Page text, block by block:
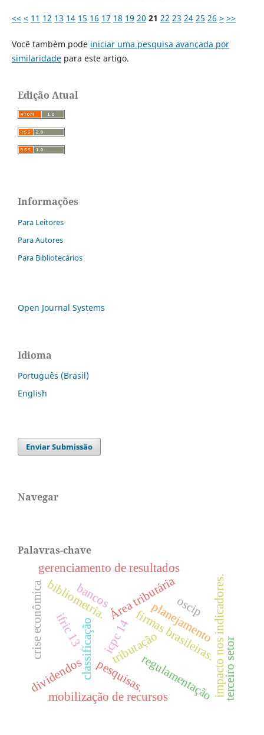
<< < 11 12 13 14 15 16 17 18 19 20 21 22 23 24 25 26 > >>
Você também pode iniciar uma pesquisa avançada por
similaridadepara este artigo.
Edição Atual
Informações
Para Leitores
Para Autores
Para Bibliotecários
Open Journal Systems
Idioma
Português (Brasil)
English
Enviar Submissão
Navegar
Palavras-chave
classificação
Área tributária
tributação
gerenciamento de resultados
firmas brasileiras.
bibliometria.
bancos
crise econômica impacto nos indicadores.
regulamentação
pesquisas.
mobilização de recursos terceiro setor
oscip
ifric 13 planejamento
icpc 14
dividendos